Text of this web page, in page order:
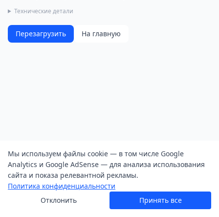
Технические детали
Перезагрузить На главную
Мы используем файлы cookie — в том числе Google
Analytics и Google AdSense — для анализа использования
сайта и показа релевантной рекламы.
Политика конфиденциальности
Отклонить
Принять все